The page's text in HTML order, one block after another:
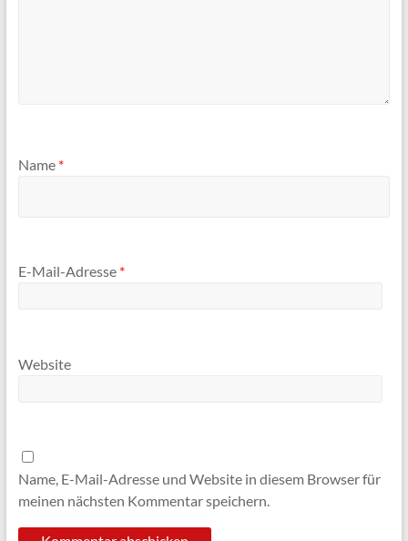
Name *
E-Mail-Adresse *
Website
Name, E-Mail-Adresse und Website in diesem Browser für
meinen nächsten Kommentar speichern.